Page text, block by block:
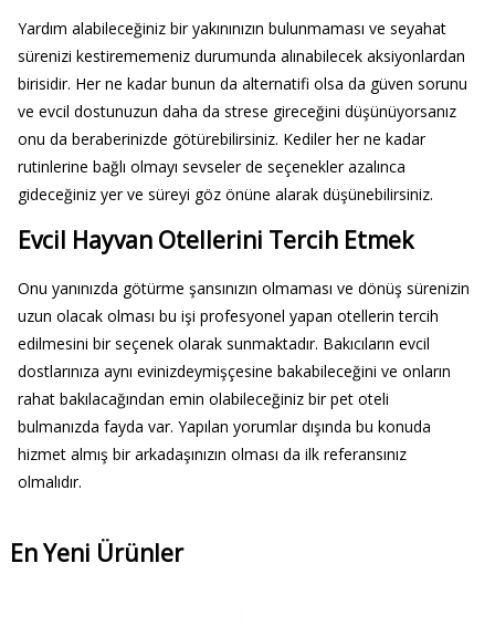
Yardım alabileceğiniz bir yakınınızın bulunmaması ve seyahat
sürenizi kestirememeniz durumunda alınabilecek aksiyonlardan
birisidir. Her ne kadar bunun da alternatifi olsa da güven sorunu
ve evcil dostunuzun daha da strese gireceğini düşünüyorsanız
onu da beraberinizde götürebilirsiniz. Kediler her ne kadar
rutinlerine bağlı olmayı sevseler de seçenekler azalınca
gideceğiniz yer ve süreyi göz önüne alarak düşünebilirsiniz.
Evcil Hayvan Otellerini Tercih Etmek
Onu yanınızda götürme şansınızın olmaması ve dönüş sürenizin
uzun olacak olması bu işi profesyonel yapan otellerin tercih
edilmesini bir seçenek olarak sunmaktadır. Bakıcıların evcil
dostlarınıza aynı evinizdeymişçesine bakabileceğini ve onların
rahat bakılacağından emin olabileceğiniz bir pet oteli
bulmanızda fayda var. Yapılan yorumlar dışında bu konuda
hizmet almış bir arkadaşınızın olması da ilk referansınız
olmalıdır.
En Yeni Ürünler